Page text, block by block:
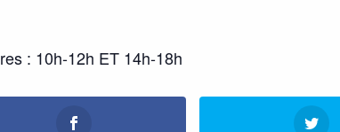
: 10h-12h ET 14h-18h